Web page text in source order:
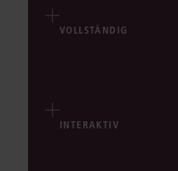
VOLLSTÄNDIG
INTERAKTIV